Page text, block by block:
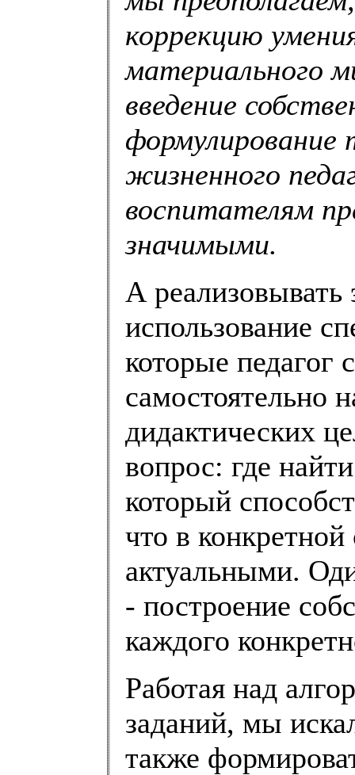
коррекцию
материального
введение
формулирование
жизненного
воспитателям
значимыми.
А реализовывать
использование
которые педагог
самостоятельно
дидактических
вопрос: где
который
что в
актуальными.
- построение
каждого
Работая над
заданий, мы
также